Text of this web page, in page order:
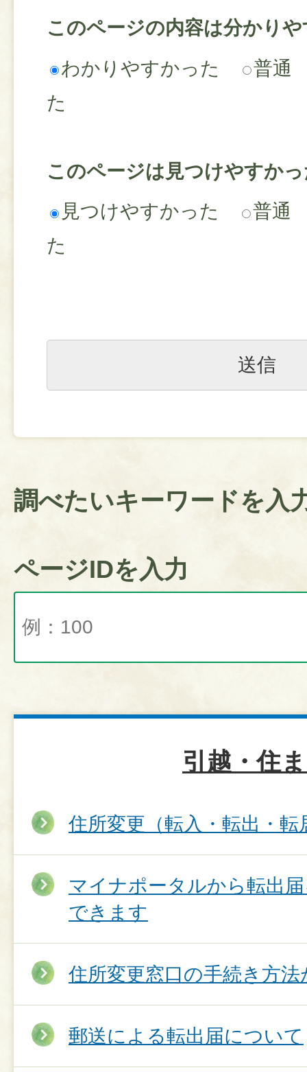
このページの内容は分かり
わかりやすかった
普通
た
このページは見つけやすか
見つけやすかった
普通
た
調べたいキーワードを入
ページIDを入力
引越・住
住所変更（転入・転出・
マイナポータルから転出
できます
住所変更窓口の手続き方
郵送による転出届について